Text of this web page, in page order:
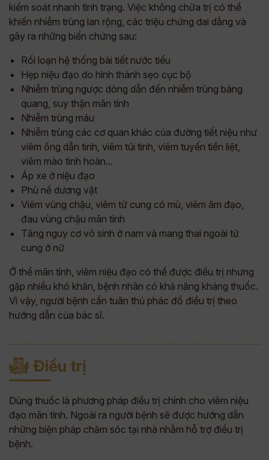
kiểm soát nhanh tình trạng. Việc không chữa trị có thể
khiến nhiễm trùng lan rộng, các triệu chứng dai dẳng và
gây ra những biến chứng sau:
Rối loạn hệ thống bài tiết nước tiểu
Hẹp niệu đạo do hình thành sẹo cục bộ
Nhiễm trùng ngược dòng dẫn đến nhiễm trùng bàng
quang, suy thận mãn tính
Nhiễm trùng máu
Nhiễm trùng các cơ quan khác của đường tiết niệu như
viêm ống dẫn tinh, viêm túi tinh, viêm tuyến tiền liệt,
viêm mào tinh hoàn...
Áp xe ở niệu đạo
Phù nề dương vật
Viêm vùng chậu, viêm tử cung có mù, viêm âm đạo,
đau vùng chậu mãn tính
Tăng nguy cơ vô sinh ở nam và mang thai ngoài tử
cung ở nữ
Ở thể mãn tính, viêm niệu đạo có thể được điều trị nhưng
gặp nhiều khó khăn, bệnh nhân có khả năng kháng thuốc.
Vì vậy, người bệnh cần tuân thủ phác đồ điều trị theo
hướng dẫn của bác sĩ.
Điều trị
Dùng thuốc là phương pháp điều trị chính cho viêm niệu
đạo mãn tính. Ngoài ra người bệnh sẽ được hướng dẫn
những biện pháp chăm sóc tại nhà nhằm hỗ trợ điều trị
bệnh.